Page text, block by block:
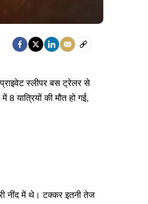
स्लीपर बस ट्रेलर से
यात्रियों की मौत हो गई,
नींद में थे। टक्कर इतनी तेज